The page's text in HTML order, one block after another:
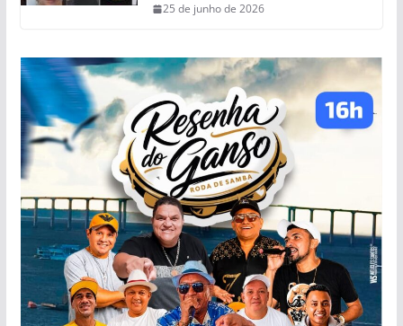
25 de junho de 2026